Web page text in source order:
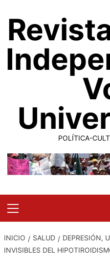
contenido
POLÍTICA-
Menu
INICIO SALUD
DEPRESIÓN,
INVISIBLES DEL